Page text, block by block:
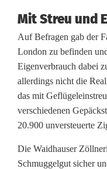
f
f
f
a
s
a
Mit Streu und
Auf Befragen gab der
London zu befinden
Eigenverbrauch dabei
allerdings nicht die
das mit
verschiedenen
20.900 unversteuerte
Die Waidhauser
Schmuggelgut sicher